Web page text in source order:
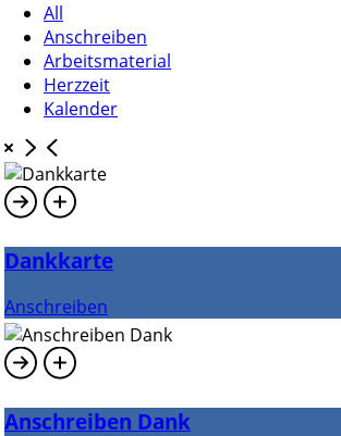
All
Anschreiben
Arbeitsmaterial
Herzzeit
Kalender
Dankkarte
Anschreiben
Anschreiben Dank